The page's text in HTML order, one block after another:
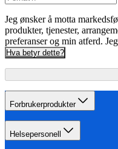
Jeg ønsker å motta
produkter, tjenester,
preferanser og min atferd.
Hva betyr dette?
Forbrukerprodukter
Helsepersonell